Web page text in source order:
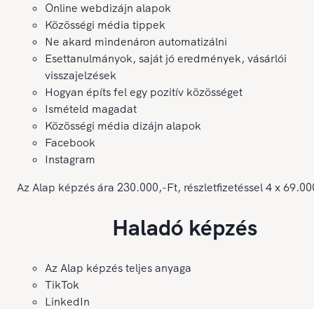
Online webdizájn alapok
Közösségi média tippek
Ne akard mindenáron automatizálni
Esettanulmányok, saját jó eredmények, vásárlói
visszajelzések
Hogyan építs fel egy pozitív közösséget
Ismételd magadat
Közösségi média dizájn alapok
Facebook
Instagram
Az Alap képzés ára 230.000,-Ft, részletfizetéssel 4 x
Haladó képzés
Az Alap képzés teljes anyaga
TikTok
LinkedIn